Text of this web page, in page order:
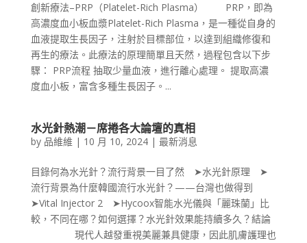
創新療法–PRP（Platelet-Rich Plasma） PRP，即為
高濃度血小板血漿Platelet-Rich Plasma，是一種從自身的
血液提取生長因子，注射於目標部位，以達到組織修復和
再生的療法。此療法的原理簡單且天然，過程包含以下步
驟： PRP流程 抽取少量血液，進行離心處理。 提取高濃
度血小板，富含多種生長因子。...
水光針熱潮－席捲各大論壇的真相
by 品維維 | 10 月 10, 2024| 最新消息
目錄何為水光針？流行背景一目了然 ➤水光針原理 ➤
流行背景為什麼韓國流行水光針？——台灣也做得到
➤Vital Injector 2 ➤Hycoox智能水光儀與「麗珠蘭」比
較，不同在哪？如何選擇？水光針效果能持續多久？結論
現代人越發重視美麗兼具健康，因此肌膚護理也